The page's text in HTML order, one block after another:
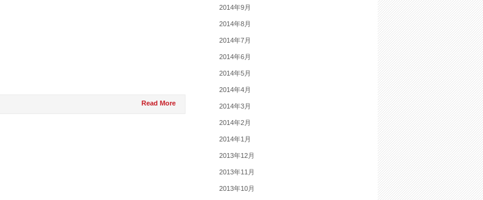
Read More
2014年9月
2014年8月
2014年7月
2014年6月
2014年5月
2014年4月
2014年3月
2014年2月
2014年1月
2013年12月
2013年11月
2013年10月